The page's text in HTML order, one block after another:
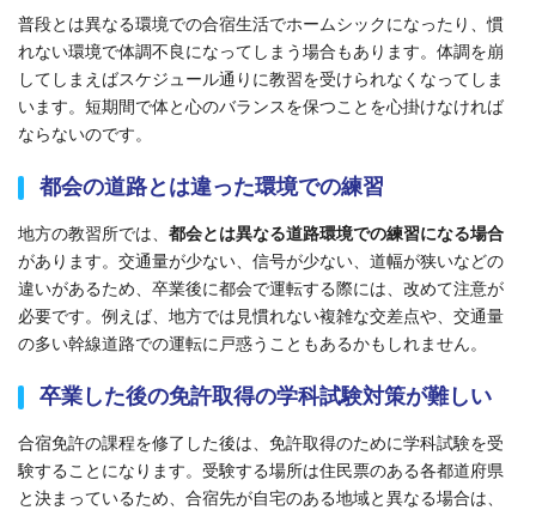
普段とは異なる環境での合宿生活でホームシックになったり、慣
れない環境で体調不良になってしまう場合もあります。体調を崩
してしまえばスケジュール通りに教習を受けられなくなってしま
います。短期間で体と心のバランスを保つことを心掛けなければ
ならないのです。
都会の道路とは違った環境での練習
地方の教習所では、 都会とは異なる道路環境での練習になる場合
があります。交通量が少ない、信号が少ない、道幅が狭いなどの
違いがあるため、卒業後に都会で運転する際には、改めて注意が
必要です。例えば、地方では見慣れない複雑な交差点や、交通量
の多い幹線道路での運転に戸惑うこともあるかもしれません。
卒業した後の免許取得の学科試験対策が難しい
合宿免許の課程を修了した後は、免許取得のために学科試験を受
験することになります。受験する場所は住民票のある各都道府県
と決まっているため、合宿先が自宅のある地域と異なる場合は、